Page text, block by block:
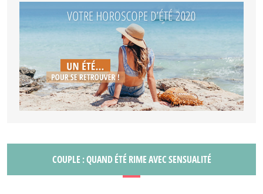
COUPLE : QUAND ÉTÉ RIME AVEC SENSUALITÉ